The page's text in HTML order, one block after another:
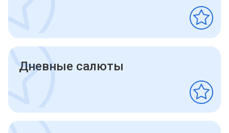
Дневные салюты